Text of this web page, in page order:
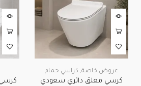
عروض خاصة, كراسي حمام
كرسي معلق دائري سعودي